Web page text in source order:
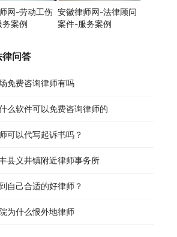
网-劳动工伤
案例
安徽律师网-法律顾问
案件-服务案例
问答
免费咨询律师有吗
么软件可以免费咨询律师的
可以代写起诉书吗？
县义井镇附近律师事务所
自己合适的好律师？
为什么恨外地律师